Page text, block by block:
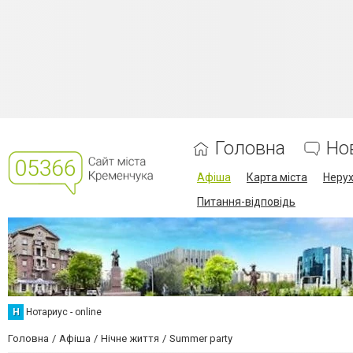
Головна
Афіша Карта міста
Питання-відповідь
Н Нотариус - online
Головна Афіша Нічне життя Summer party